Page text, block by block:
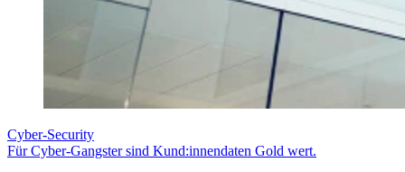
Cyber-Security
Für Cyber-Gangster sind Kund:innendaten Gold wert.